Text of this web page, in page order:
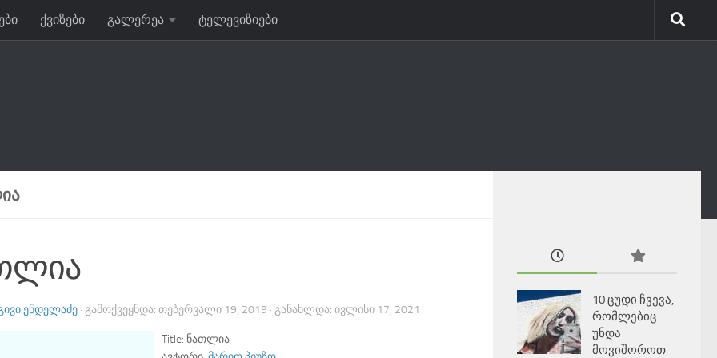
ქვიზები გალერეა ტელევიზიები
ᲔᲜᲓᲔᲚᲐᲫᲔ · ᲒᲐᲛᲝᲥᲕᲔᲧᲜᲓᲐ: ᲗᲔᲑᲔᲠᲕᲐᲚᲘ 19, 2019 · ᲒᲐᲜᲐᲮᲚᲓᲐ: ᲘᲕᲚᲘᲡᲘ 17, 2021
Title: ნათლია
10 ცუდი ჩვევა,
რომლებიც
უნდა
მოვიშოროთ